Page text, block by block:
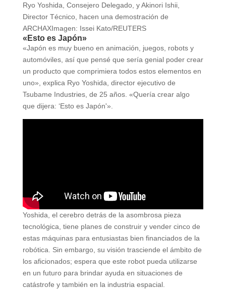
Ryo Yoshida, Consejero Delegado, y Akinori Ishii,
Director Técnico, hacen una demostración de
ARCHAXImagen: Issei Kato/REUTERS
«Esto es Japón»
«Japón es muy bueno en animación, juegos, robots y
automóviles, así que pensé que sería genial poder crear
un producto que comprimiera todos estos elementos en
uno», explica Ryo Yoshida, director ejecutivo de
Tsubame Industries, de 25 años. «Quería crear algo
que dijera: ‘Esto es Japón'».
Yoshida, el cerebro detrás de la asombrosa pieza
tecnológica, tiene planes de construir y vender cinco de
estas máquinas para entusiastas bien financiados de la
robótica. Sin embargo, su visión trasciende el ámbito de
los aficionados; espera que este robot pueda utilizarse
en un futuro para brindar ayuda en situaciones de
catástrofe y también en la industria espacial.